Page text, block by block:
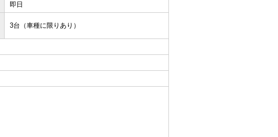
即日
3台（車種に限りあり）